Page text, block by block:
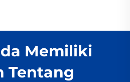
Memiliki
Tentang